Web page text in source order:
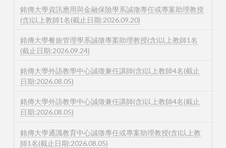
銘傳大學資訊應用與金融保險學系誠徵專任或專案助理教授
(含)以上教師1名(截止日期:2026.09.20)
銘傳大學餐旅管理學系誠徵專案助理教授(含)以上教師1名
(截止日期:2026.09.24)
銘傳大學外語教學中心誠徵兼任講師(含)以上教師4名(截止
日期:2026.08.05)
銘傳大學外語教學中心誠徵兼任講師(含)以上教師4名(截止
日期:2026.08.05)
銘傳大學通識教育中心誠徵專任或專案助理教授(含)以上教
師1名(截止日期:2026.08.05)